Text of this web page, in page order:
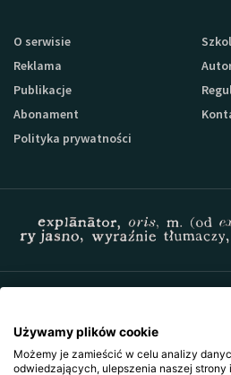
O serwisie
Reklama
Publikacje
Abonament
Polityka prywatności
Używamy plików cookie
Możemy je zamieścić w celu analizy
odwiedzających, ulepszenia naszej strony